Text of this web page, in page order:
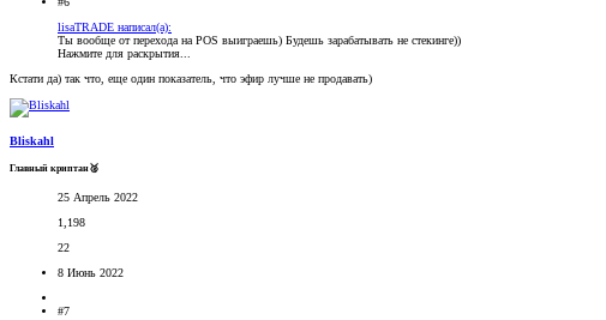
lisaTRADE написал(а):
Ты вообще от перехода на POS выиграешь) Будешь зарабатывать не стекинге))
Нажмите для раскрытия...
Кстати да) так что, еще один показатель, что эфир лучше не продавать)
Bliskahl
Главный криптан🥈
25 Апрель 2022
1,198
22
8 Июнь 2022
#7